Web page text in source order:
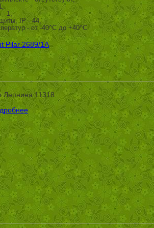
- 1,
IP - 44,
- от -40^C до +40^C
Лепнина 11318